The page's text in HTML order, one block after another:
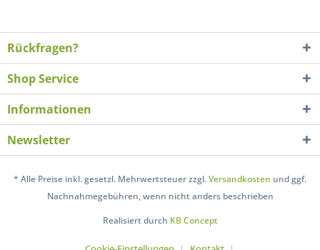
Rückfragen?
Shop Service
Informationen
Newsletter
* Alle Preise inkl. gesetzl. Mehrwertsteuer zzgl.Versandkosten und ggf.
Nachnahmegebühren, wenn nicht anders beschrieben
Realisiert durch KB Concept